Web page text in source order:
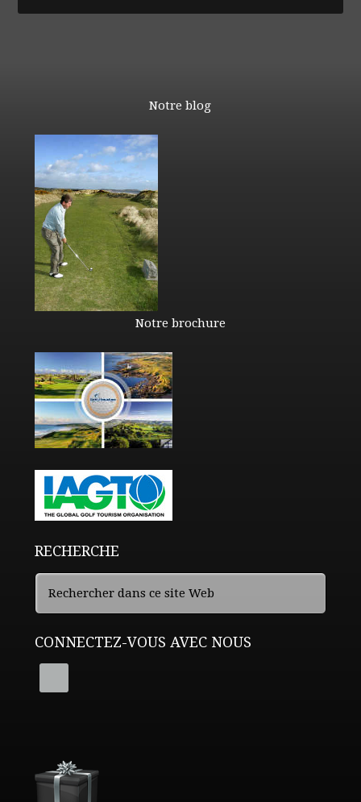
Notre blog
Notre brochure
RECHERCHE
CONNECTEZ-VOUS AVEC NOUS